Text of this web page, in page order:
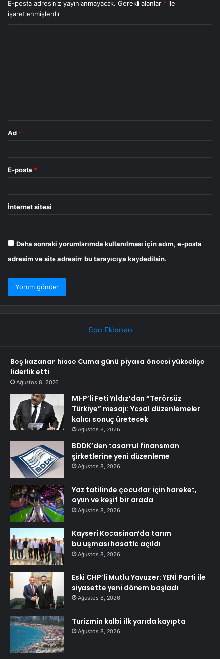
E-posta adresiniz yayınlanmayacak. Gerekli alanlar * ile
işaretlenmişlerdir
Ad *
E-posta *
İnternet sitesi
Daha sonraki yorumlarımda kullanılması için adım, e-posta
adresim ve site adresim bu tarayıcıya kaydedilsin.
Son Eklenen
Beş kazanan hisse Cuma günü piyasa öncesi yükselişe
liderlik etti
Ağustos 8, 2026
MHP’li Feti Yıldız’dan “Terörsüz
Türkiye” mesajı: Yasal düzenlemeler
kalıcı sonuç üretecek
Ağustos 8, 2026
BDDK’den tasarruf finansman
şirketlerine yeni düzenleme
Ağustos 8, 2026
Yaz tatilinde çocuklar için hareket,
oyun ve keşif bir arada
Ağustos 8, 2026
Kayseri Kocasinan’da tarım
buluşması hasatla açıldı
Ağustos 8, 2026
Eski CHP’li Mutlu Yavuzer: YENİ Parti ile
siyasette yeni dönem başladı
Ağustos 8, 2026
Turizmin kalbi ilk yarıda kayıpta
Ağustos 8, 2026